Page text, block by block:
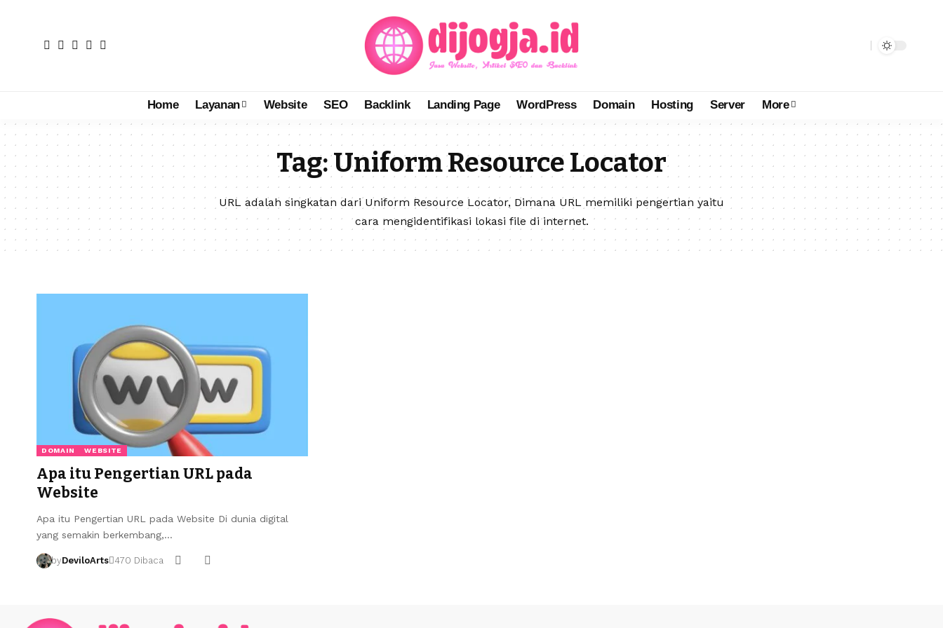
Home Layanan Website SEO Backlink Landing Page WordPress Domain Hosting Server More
Tag:Uniform Resource Locator
URL adalah singkatan dari Uniform Resource Locator, Dimana URL memiliki pengertian yaitu
cara mengidentifikasi lokasi file di internet.
DOMAIN WEBSITE
Apa itu Pengertian URL pada
Website
Apa itu Pengertian URL pada Website Di dunia digital
yang semakin berkembang,…
byDeviloArts 470 Dibaca